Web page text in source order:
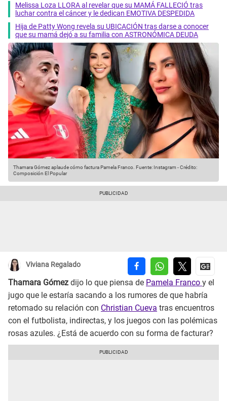
Melissa Loza LLORA al revelar que su MAMÁ FALLECIÓ tras
luchar contra el cáncer y le dedican EMOTIVA DESPEDIDA
Hija de Patty Wong revela su UBICACIÓN tras darse a conocer
que su mamá dejó a su familia con ASTRONÓMICA DEUDA
Thamara Gómez aplaude cómo factura Pamela Franco. Fuente: Instagram -Crédito:
Composición El Popular
Viviana Regalado
Thamara Gómez dijo lo que piensa de Pamela Franco y el
jugo que le estaría sacando a los rumores de que habría
retomado su relación con Christian Cueva tras encuentros
con el futbolista, indirectas, y los juegos con las polémicas
rosas azules. ¿Está de acuerdo con su forma de facturar?